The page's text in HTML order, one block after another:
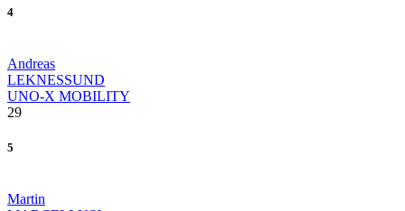
4
Andreas
LEKNESSUND
UNO-X MOBILITY
29
5
Martin